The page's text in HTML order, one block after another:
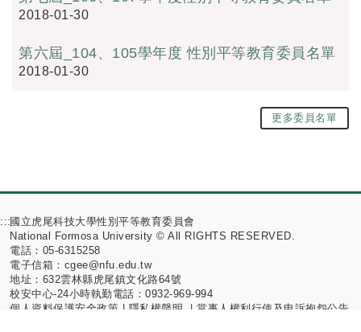
2018-01-30
第六屆_104、105學年度 性別平等教育委員名單
2018-01-30
更多委員名單
:::國立虎尾科技大學性別平等教育委員會
National Formosa University © All RIGHTS RESERVED.
電話：05-6315258
電子信箱：cgee@nfu.edu.tw
地址：632雲林縣虎尾鎮文化路64號
校安中心-24小時執勤電話：0932-969-994
個人資料保護安全政策 | 隱私權聲明 |當事人權利行使及申訴抱怨公告